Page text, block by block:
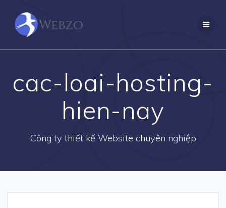
cac-loai-hosting-
hien-nay
Công ty thiết kế Website chuyên nghiệp